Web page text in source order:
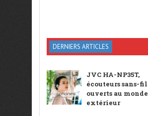
DERNIERS ARTICLES
JVC HA-NP35T,
écouteurs sans-fil
ouverts au monde
extérieur